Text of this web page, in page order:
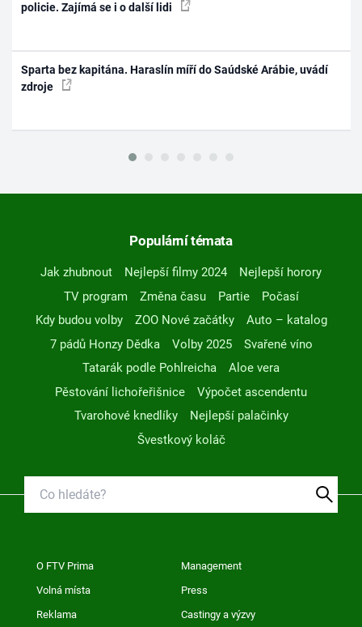
policie. Zajímá se i o další lidi
Sparta bez kapitána. Haraslín míří do Saúdské Arábie, uvádí
zdroje
Populární témata
Jak zhubnout Nejlepší filmy 2024
Nejlepší horory
TV program
Změna času Partie
Počasí
Kdy budou volby
ZOO Nové začátky
Auto – katalog
7 pádů Honzy Dědka
Volby 2025
Svařené víno
Tatarák podle Pohlreicha
Aloe vera
Pěstování lichořeřišnice
Výpočet ascendentu
Tvarohové knedlíky
Nejlepší palačinky
Švestkový koláč
O FTV Prima Management
Volná místa Press
Reklama Castingy a výzvy